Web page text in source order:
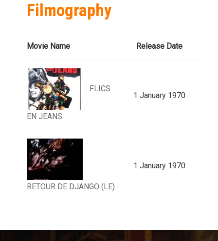
Filmography
Movie Name Release Date
FLICS
EN JEANS
1 January 1970
RETOUR DE DJANGO (LE)
1 January 1970